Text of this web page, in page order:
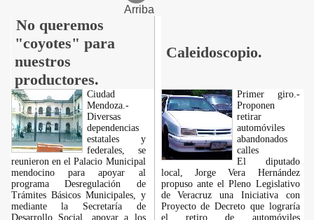
Arriba
No queremos
"coyotes" para
nuestros
productores.
Caleidoscopio.
Ciudad
Mendoza.-
Diversas
dependencias
estatales y
federales, se
reunieron en el Palacio Municipal
mendocino para apoyar al
programa Desregulación de
Trámites Básicos Municipales, y
mediante la Secretaría de
Desarrollo Social, apoyar a los
Primer giro.-
Proponen
retirar
automóviles
abandonados
calles
El diputado
local, Jorge Vera Hernández
propuso ante el Pleno Legislativo
de Veracruz una Iniciativa con
Proyecto de Decreto que lograría
el retiro de automóviles